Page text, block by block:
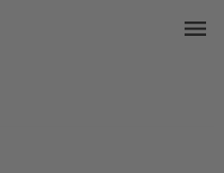
menu